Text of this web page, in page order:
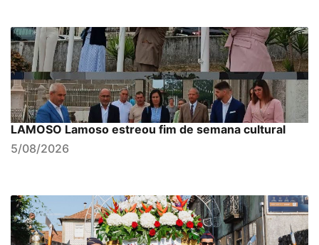
LAMOSO Lamoso estreou fim de semana cultural
5/08/2026